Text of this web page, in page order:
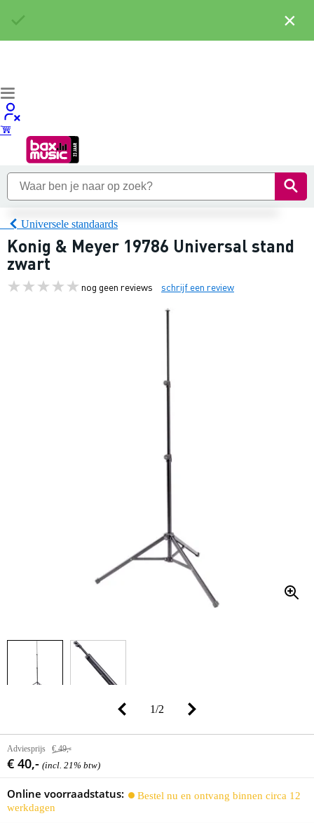
Universele standaards
Konig & Meyer 19786 Universal stand
zwart
nog geen reviews schrijf een review
1/2
Adviesprijs € 49,-
€ 40,- (incl. 21% btw)
Online voorraadstatus:
Bestel nu en ontvang binnen circa 12
werkdagen
×